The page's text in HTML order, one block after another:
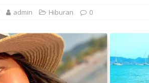
admin Hiburan 0